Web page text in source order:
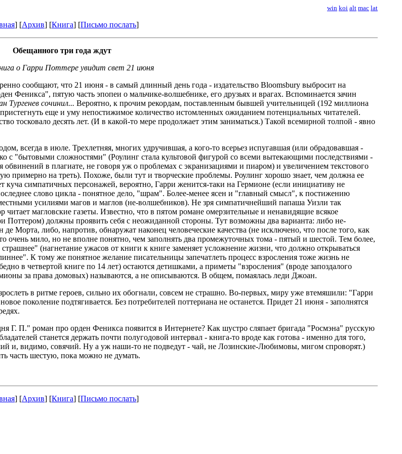
win koi alt mac lat
] [Архив] [Книга] [Письмо послать]
Обещанного три года ждут
о Гарри Поттере увидит свет 21 июня
сообщают, что 21 июня - в самый длинный день года - издательство Bloomsbury выбросит на
Феникса", пятую часть эпопеи о мальчике-волшебнике, его друзьях и врагах. Вспоминается зачин
Тургенев сочинил... Вероятно, к прочим рекордам, поставленным бывшей учительницей (192 миллиона
еще и уму непостижимое количество истомленных ожиданием потенциальных читателей.
тосковало десять лет. (И в какой-то мере продолжает этим заниматься.) Такой всемирной толпой - явно
всегда в июле. Трехлетняя, многих удручившая, а кого-то всерьез испугавшая (или обрадовавшая -
с "бытовыми сложностями" (Роулинг стала культовой фигурой со всеми вытекающими последствиями -
в плагиате, не говоря уж о проблемах с экранизациями и пиаром) и увеличением текстового
примерно на треть). Похоже, были тут и творческие проблемы. Роулинг хорошо знает, чем должна ее
куча симпатичных персонажей, вероятно, Гарри женится-таки на Гермионе (если инициативу не
слово цикла - понятное дело, "шрам". Более-менее ясен и "главный смысл", к постижению
усилиями магов и маглов (не-волшебников). Не зря симпатичнейший папаша Уизли так
магловские газеты. Известно, что в пятом романе омерзительные и ненавидящие всякое
Поттером) должны проявить себя с неожиданной стороны. Тут возможны два варианта: либо не-
либо, напротив, обнаружат наконец человеческие качества (не исключено, что после того, как
очень мило, но не вполне понятно, чем заполнять два промежуточных тома - пятый и шестой. Тем более,
(нагнетание ужасов от книги к книге заменяет усложнение жизни, что должно открываться
К тому же понятное желание писательницы запечатлеть процесс взросления тоже жизнь не
в четвертой книге по 14 лет) остаются детишками, а приметы "взросления" (вроде запоздалого
за права домовых) называются, а не описываются. В общем, помаялась леди Джоан.
в ритме героев, сильно их обогнали, совсем не страшно. Во-первых, миру уже втемяшили: "Гарри
поколение подтягивается. Без потребителей поттериана не останется. Придет 21 июня - заполнятся
Г. П." роман про орден Феникса появится в Интернете? Как шустро сляпает бригада "Росмэна" русскую
станется держать почти полугодовой интервал - книга-то вроде как готова - именно для того,
и, видимо, совячий. Ну а уж наши-то не подведут - чай, не Лозинские-Любимовы, мигом спроворят.)
часть шестую, пока можно не думать.
] [Архив] [Книга] [Письмо послать]